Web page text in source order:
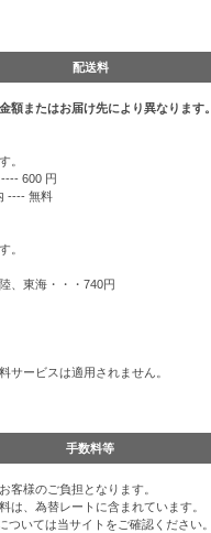
配送料
額またはお届け先により異なります。
。
600 円
---- 無料
。
、東海・・・740円
サービスは適用されません。
手数料等
客様のご負担となります。
は、為替レートに含まれています。
いては当サイトをご確認ください。